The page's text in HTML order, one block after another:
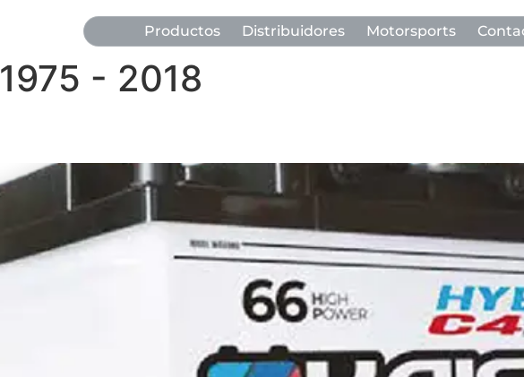
Productos Distribuidores Motorsports
1975 - 2018